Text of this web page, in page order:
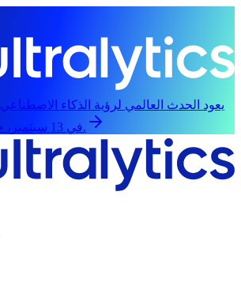
يعود الحدث العالمي لرؤية الذكاء الاصطناعي
في 13 سبتمبر، حضورياً وعبر الإنترنت.